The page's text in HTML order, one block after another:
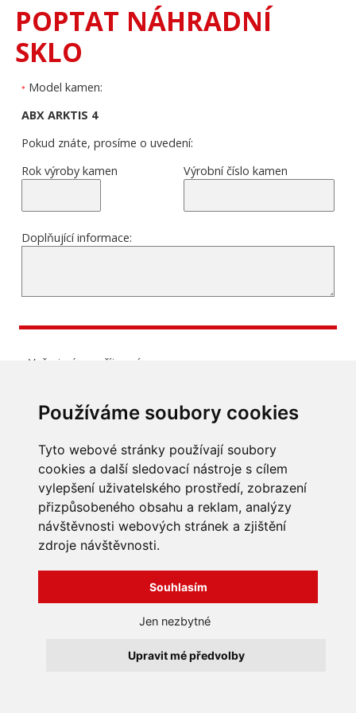
Používáme soubory cookies
Tyto webové stránky používají soubory
cookies a další sledovací nástroje s cílem
vylepšení uživatelského prostředí, zobrazení
přizpůsobeného obsahu a reklam, analýzy
návštěvnosti webových stránek a zjištění
zdroje návštěvnosti.
Souhlasím
Jen nezbytné
Upravit mé předvolby
POPTAT NÁHRADNÍ
SKLO
* Model kamen:
ABX ARKTIS 4
Pokud znáte, prosíme o uvedení:
Rok výroby kamen
Výrobní číslo kamen
Doplňující informace:
Vaše jméno, příjmení:
Kontaktní e-mail:
Kontaktní telefon:
Napište prosím letošní rok: